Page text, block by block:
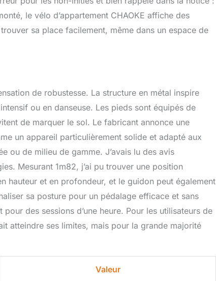
est très silencieux et ne produit pas de bruit,
𝗟𝗖𝗗 𝗘𝗧 𝗦𝗨𝗣𝗣𝗢𝗥𝗧 𝗣𝗔𝗗: ce vélo d'exercice est
avancée et d'un écran LCD qui vous
toute sécurité pour vous divertir tout en faisant de
pour assurer la durabilité. Chaque appareil est
2,5 heures pour assurer une surface lisse.
est traité avec un revêtement électrophorétique
corrosion. La base en y est plus stable et le véhicule
pour protéger efficacement les genoux et les
𝗦𝗨̂𝗥𝗘: Le vélo d'appartement est pré-assemblé à
seulement 25 minutes, même pour les non-
des instructions claires et tous les outils
détaillée est disponible sur la page produit. Le
également un QR code d'installation facile à scanner
d'installation ! En cas de problème lors de
à chaque étape. 𝗦𝗘𝗥𝗩𝗜𝗖𝗘 𝗔𝗣𝗥𝗘̀𝗦-𝗩𝗘𝗡𝗧𝗘
à fournir à ses clients le meilleur service et les
le vélo d’appartement CHAOKE affiche des
sa place facilement, même dans un espace de
de robustesse. La structure en métal inspire
ou en danseuse. Les pieds sont équipés de
de marquer le sol. Le fabricant annonce une
un appareil particulièrement solide et adapté aux
ou de milieu de gamme. J’avais lu des avis
Mesurant 1m82, j’ai pu trouver une position
hauteur et en profondeur, et le guidon peut également
sa posture pour un pédalage efficace et sans
des sessions d’une heure. Pour les utilisateurs de
atteindre ses limites, mais pour la grande majorité
Valeur